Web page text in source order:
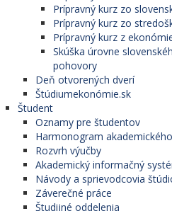
Prípravný kurz zo
Prípravný kurz zo
Prípravný kurz z
Skúška úrovne
pohovory
Deň otvorených dverí
Štúdiumekonómie.sk
Študent
Oznamy pre študentov
Harmonogram
Rozvrh výučby
Akademický informačný
Návody a sprievodcovia
Záverečné práce
Študijné oddelenia